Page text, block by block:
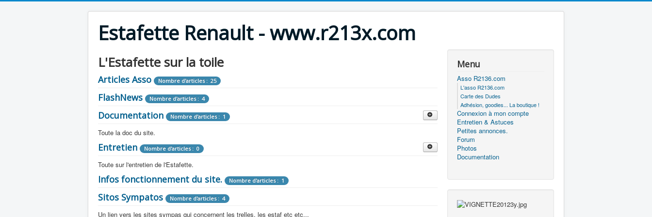
Estafette Renault - www.r213x.com
L'Estafette sur la toile
Articles Asso Nombre d'articles : 25
FlashNews Nombre d'articles : 4
Documentation Nombre d'articles : 1
Toute la doc du site.
Revue de Presse Nombre d'articles : 9
Tous les articles que l'on a vu sur l'estafette !
Camping Car Nombre d'articles : 3
Toute la doc sur les camping cars ou aménagements d'époque.
Documentation Nombre d'articles : 13
Entretien Nombre d'articles : 0
Toute sur l'entretien de l'Estafette.
Mécanique Nombre d'articles : 0
Moteur Nombre d'articles : 14
Electricité Nombre d'articles : 0
Infos fonctionnement du site. Nombre d'articles : 1
Sitos Sympatos Nombre d'articles : 4
Un lien vers les sites sympas qui concernent les trelles, les estaf etc etc...
Menu
Asso R2136.com
L'asso R2136.com
Carte des Dudes
Adhésion, goodies... La boutique !
Connexion à mon compte
Entretien & Astuces
Petites annonces.
Forum
Photos
Documentation